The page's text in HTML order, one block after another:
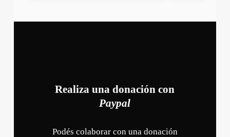
Realiza una donación con
Paypal
Podés colaborar con una donación